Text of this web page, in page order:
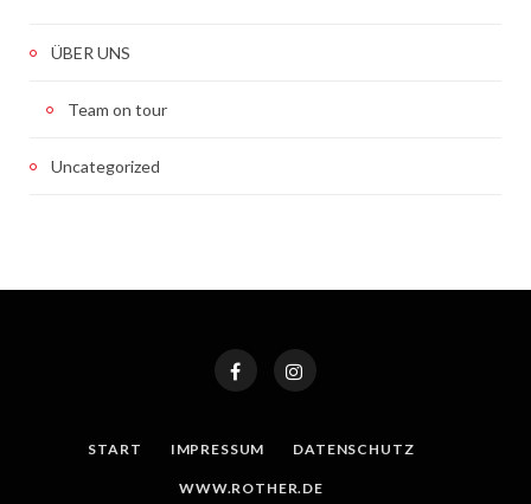
ÜBER UNS
Team on tour
Uncategorized
START IMPRESSUM DATENSCHUTZ
WWW.ROTHER.DE